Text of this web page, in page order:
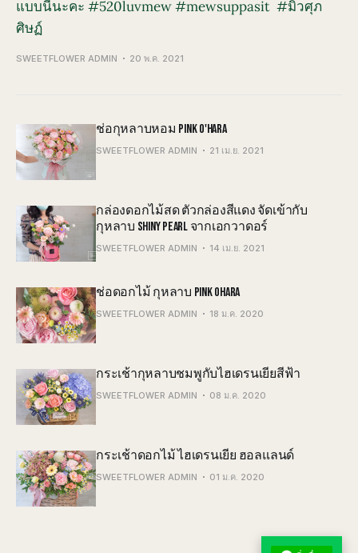
แบบนี้นะคะ #520luvmew #mewsuppasit #มิวศุภ
ศิษฏ์
SWEETFLOWER ADMIN 20 พ.ค. 2021
ช่อกุหลาบหอม PINK O'HARA
SWEETFLOWER ADMIN 21 เม.ย. 2021
กล่องดอกไม้สด ตัวกล่องสีแดง จัดเข้ากับ
กุหลาบ SHINY PEARL จากเอกวาดอร์
SWEETFLOWER ADMIN 14 เม.ย. 2021
ช่อดอกไม้ กุหลาบ PINK OHARA
SWEETFLOWER ADMIN 18 ม.ค. 2020
กระเช้ากุหลาบชมพูกับไฮเดรนเยียสีฟ้า
SWEETFLOWER ADMIN 08 ม.ค. 2020
กระเช้าดอกไม้ ไฮเดรนเยีย ฮอลแลนด์
SWEETFLOWER ADMIN 01 ม.ค. 2020